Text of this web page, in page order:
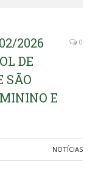
2026
DE
SÃO
E
0
NOTÍCIAS